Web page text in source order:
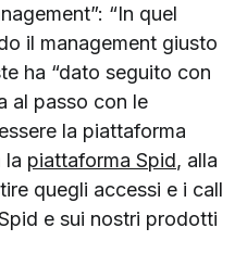
“In quel
il management giusto
ha “dato seguito con
al passo con le
la piattaforma
la piattaforma Spid, alla
quegli accessi e i call
e sui nostri prodotti